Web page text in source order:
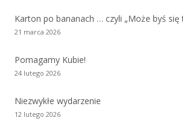
Karton po bananach … czyli „Może byś się
21 marca 2026
Pomagamy Kubie!
24 lutego 2026
Niezwykłe wydarzenie
12 lutego 2026